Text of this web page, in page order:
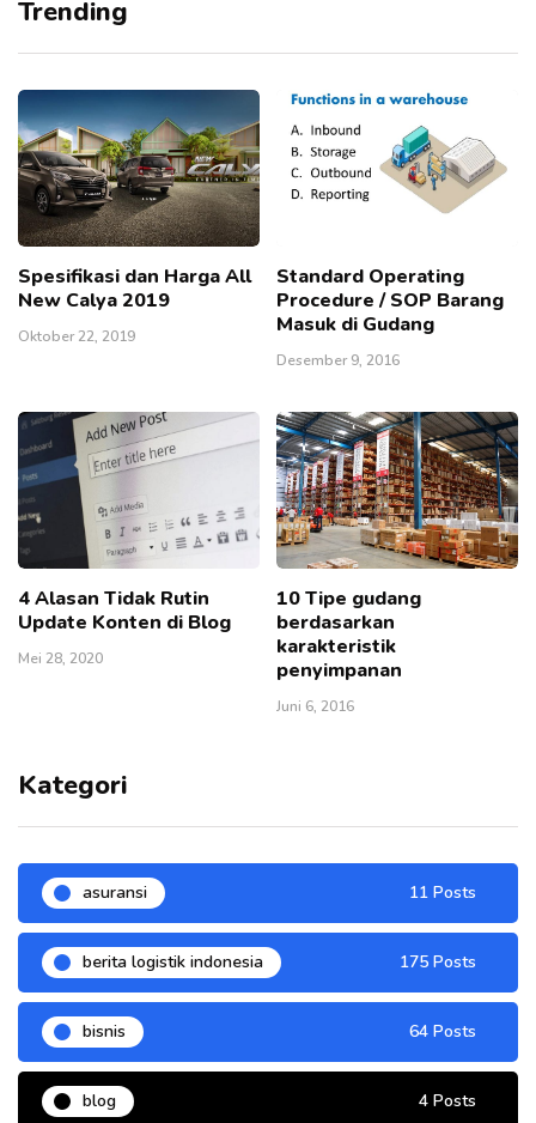
Trending
Spesifikasi dan Harga All
New Calya 2019
Oktober 22, 2019
Standard Operating
Procedure / SOP Barang
Masuk di Gudang
Desember 9, 2016
4 Alasan Tidak Rutin
Update Konten di Blog
Mei 28, 2020
10 Tipe gudang
berdasarkan
karakteristik
penyimpanan
Juni 6, 2016
Kategori
asuransi 11 Posts
berita logistik indonesia 175 Posts
bisnis 64 Posts
blog 4 Posts